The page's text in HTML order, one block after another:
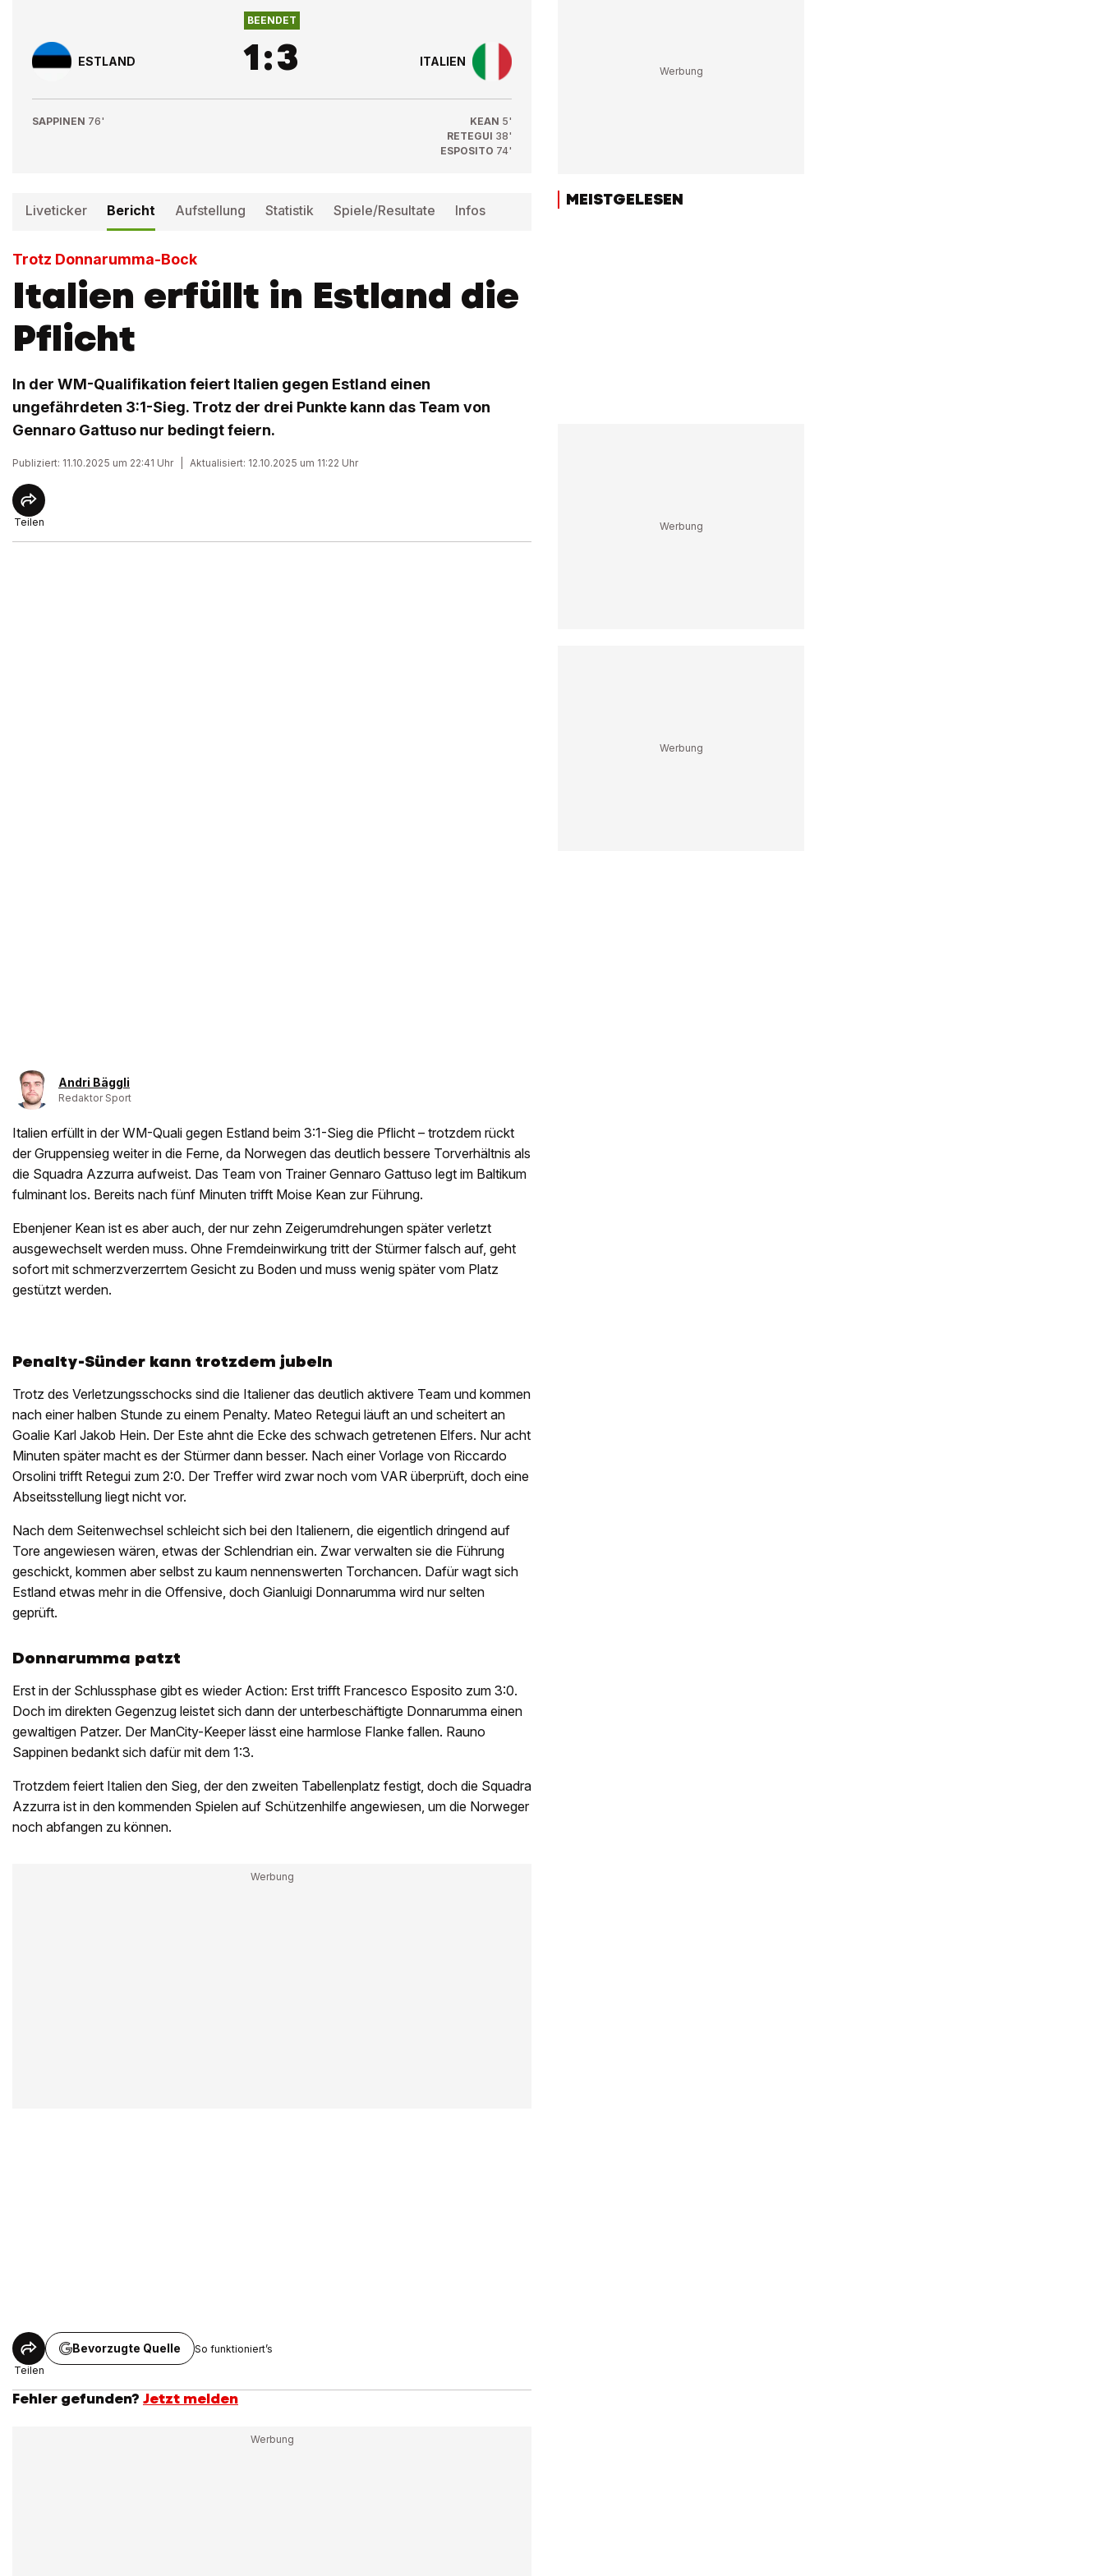
ESTLAND
BEENDET
1:3 ITALIEN
SAPPINEN 76' KEAN 5'
RETEGUI 38'
ESPOSITO 74'
Liveticker Bericht Aufstellung Statistik Spiele/Resultate Infos
Trotz Donnarumma-Bock
Italien erfüllt in Estland die
Pflicht
In der WM-Qualifikation feiert Italien gegen Estland einen
ungefährdeten 3:1-Sieg. Trotz der drei Punkte kann das Team von
Gennaro Gattuso nur bedingt feiern.
Publiziert: 11.10.2025 um 22:41 Uhr Aktualisiert: 12.10.2025 um 11:22 Uhr
Teilen
Andri Bäggli
Redaktor Sport
Italien erfüllt in der WM-Quali gegen Estland beim 3:1-Sieg die Pflicht – trotzdem rückt
der Gruppensieg weiter in die Ferne, da Norwegen das deutlich bessere Torverhältnis als
die Squadra Azzurra aufweist. Das Team von Trainer Gennaro Gattuso legt im Baltikum
fulminant los. Bereits nach fünf Minuten trifft Moise Kean zur Führung.
Ebenjener Kean ist es aber auch, der nur zehn Zeigerumdrehungen später verletzt
ausgewechselt werden muss. Ohne Fremdeinwirkung tritt der Stürmer falsch auf, geht
sofort mit schmerzverzerrtem Gesicht zu Boden und muss wenig später vom Platz
gestützt werden.
Penalty-Sünder kann trotzdem jubeln
Trotz des Verletzungsschocks sind die Italiener das deutlich aktivere Team und kommen
nach einer halben Stunde zu einem Penalty. Mateo Retegui läuft an und scheitert an
Goalie Karl Jakob Hein. Der Este ahnt die Ecke des schwach getretenen Elfers. Nur acht
Minuten später macht es der Stürmer dann besser. Nach einer Vorlage von Riccardo
Orsolini trifft Retegui zum 2:0. Der Treffer wird zwar noch vom VAR überprüft, doch eine
Abseitsstellung liegt nicht vor.
Nach dem Seitenwechsel schleicht sich bei den Italienern, die eigentlich dringend auf
Tore angewiesen wären, etwas der Schlendrian ein. Zwar verwalten sie die Führung
geschickt, kommen aber selbst zu kaum nennenswerten Torchancen. Dafür wagt sich
Estland etwas mehr in die Offensive, doch Gianluigi Donnarumma wird nur selten
geprüft.
Donnarumma patzt
Erst in der Schlussphase gibt es wieder Action: Erst trifft Francesco Esposito zum 3:0.
Doch im direkten Gegenzug leistet sich dann der unterbeschäftigte Donnarumma einen
gewaltigen Patzer. Der ManCity-Keeper lässt eine harmlose Flanke fallen. Rauno
Sappinen bedankt sich dafür mit dem 1:3.
Trotzdem feiert Italien den Sieg, der den zweiten Tabellenplatz festigt, doch die Squadra
Azzurra ist in den kommenden Spielen auf Schützenhilfe angewiesen, um die Norweger
noch abfangen zu können.
Teilen
Bevorzugte Quelle So funktioniert’s
Fehler gefunden? Jetzt melden
MEISTGELESEN